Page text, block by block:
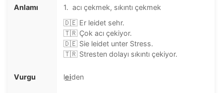
Anlamı
1. acı çekmek, sıkıntı çekmek
🇩🇪 Er leidet sehr.
🇹🇷 Çok acı çekiyor.
🇩🇪 Sie leidet unter Stress.
🇹🇷 Stresten dolayı sıkıntı çekiyor.
Vurgu leiden